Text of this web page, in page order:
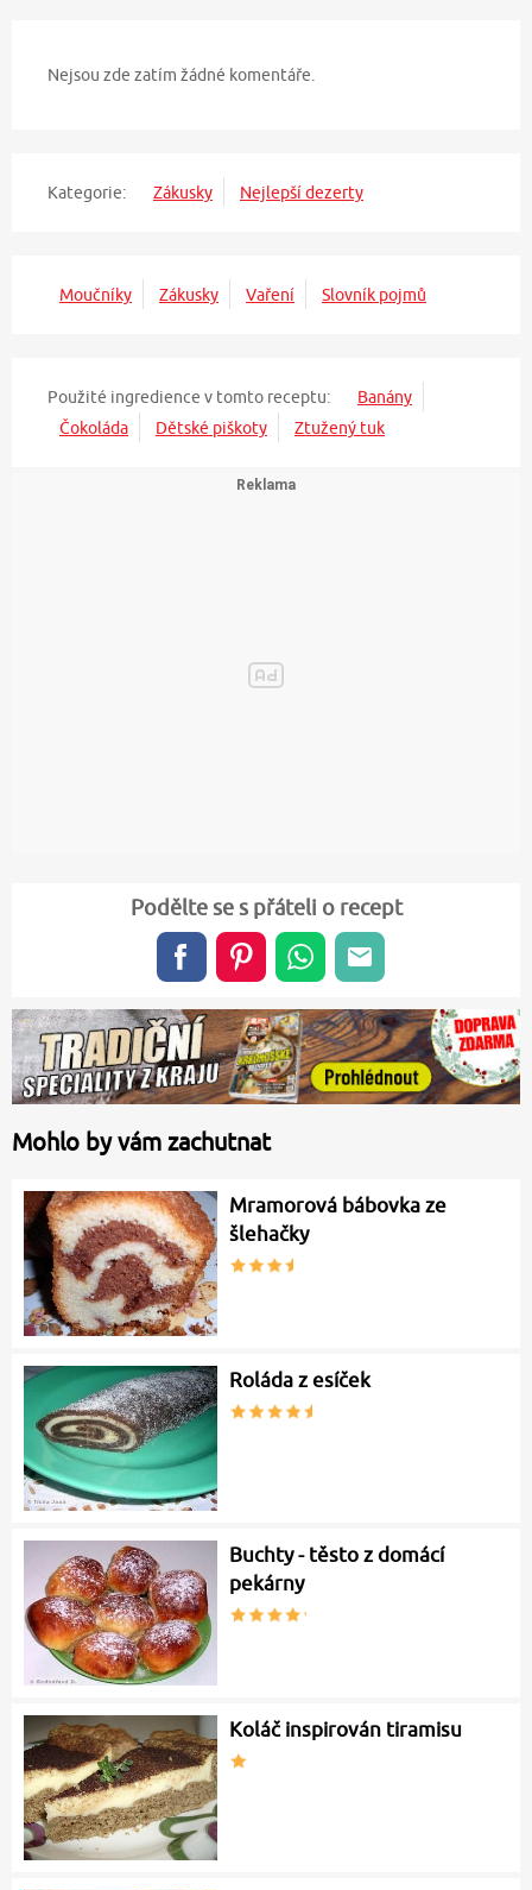
Nejsou zde zatím žádné komentáře.
Kategorie: Zákusky Nejlepší dezerty
Moučníky Zákusky Vaření Slovník pojmů
Použité ingredience v tomto receptu:
Banány
Čokoláda
Dětské piškoty Ztužený tuk
Podělte se s přáteli o recept
Mohlo by vám zachutnat
Mramorová bábovka ze
šlehačky
Roláda z esíček
Buchty - těsto z domácí
pekárny
Koláč inspirován tiramisu